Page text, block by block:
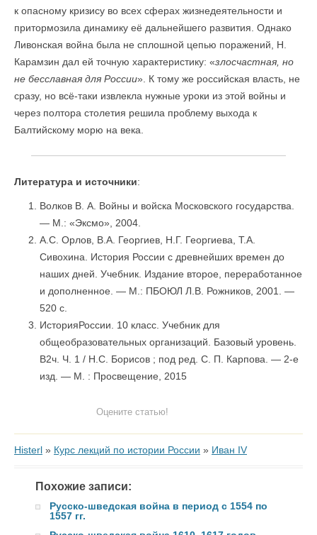
к опасному кризису во всех сферах жизнедеятельности и
притормозила динамику её дальнейшего развития. Однако
Ливонская война была не сплошной цепью поражений, Н.
Карамзин дал ей точную характеристику: «злосчастная, но
не бесславная для России». К тому же российская власть, не
сразу, но всё-таки извлекла нужные уроки из этой войны и
через полтора столетия решила проблему выхода к
Балтийскому морю на века.
Литература и источники:
Волков В. А. Войны и войска Московского государства.
— М.: «Эксмо», 2004.
А.С. Орлов, В.А. Георгиев, Н.Г. Георгиева, Т.А.
Сивохина. История России с древнейших времен до
наших дней. Учебник. Издание второе, переработанное
и дополненное. — М.: ПБОЮЛ Л.В. Рожников, 2001. —
520 с.
ИсторияРоссии. 10 класс. Учебник для
общеобразовательных организаций. Базовый уровень.
В2ч. Ч. 1 / Н.С. Борисов ; под ред. С. П. Карпова. — 2-е
изд. — М. : Просвещение, 2015
Оцените статью!
Histerl » Курс лекций по истории России » Иван IV
Похожие записи:
Русско-шведская война в период с 1554 по
1557 гг.